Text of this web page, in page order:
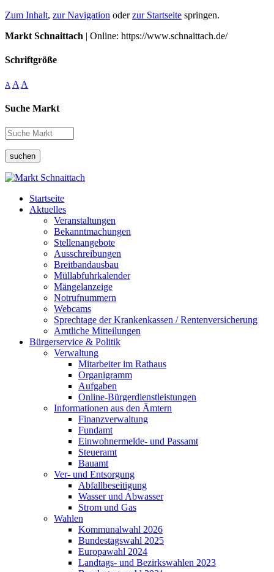
Zum Inhalt, zur Navigation oderzur Startseite springen.
Markt Schnaittach | Online: https://www.schnaittach.de/
Schriftgröße
A A A
Suche Markt
suchen
Startseite
Aktuelles
Veranstaltungen
Bekanntmachungen
Stellenangebote
Ausschreibungen
Breitbandausbau
Müllabfuhrkalender
Mängelanzeige
Notrufnummern
Webcams
Sprechtage der Krankenkassen / Rentenversicherung
Amtliche Mitteilungen
Bürgerservice & Politik
Verwaltung
Mitarbeiter im Rathaus
Organigramm
Aufgaben
Online-Bürgerdienstleistungen
Informationen aus den Ämtern
Finanzverwaltung
Fundamt
Einwohnermelde- und Passamt
Steueramt
Bauamt
Ver- und Entsorgung
Abfallbeseitigung
Wasser und Abwasser
Strom und Gas
Wahlen
Kommunalwahl 2026
Bundestagswahl 2025
Europawahl 2024
Landtags- und Bezirkswahlen 2023